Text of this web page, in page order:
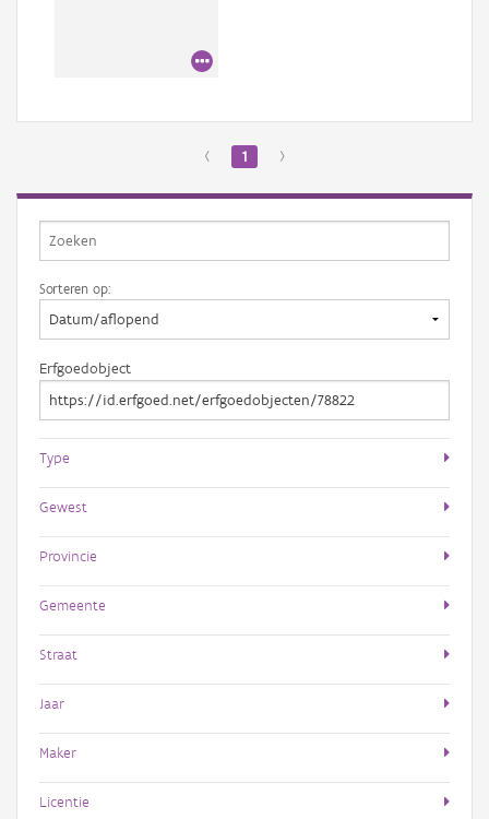
‹ 1 ›
Sorteren op:
Erfgoedobject
Type
Gewest
Provincie
Gemeente
Straat
Jaar
Maker
Licentie